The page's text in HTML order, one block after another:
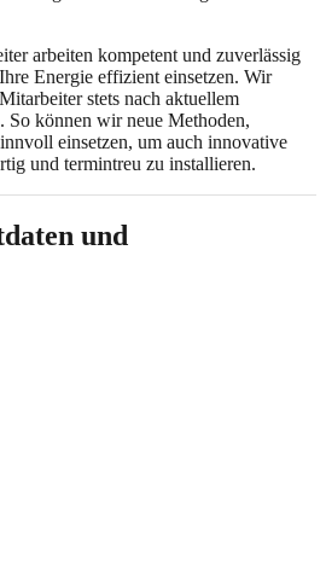
arbeiten kompetent und zuverlässig
Energie effizient einsetzen. Wir
stets nach aktuellem
So können wir neue Methoden,
einsetzen, um auch innovative
und termintreu zu installieren.
und